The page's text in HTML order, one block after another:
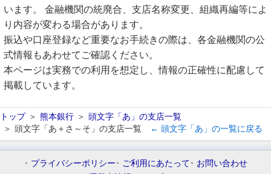
います。 金融機関の統廃合、支店名称変更、組織再編等によ
り内容が変わる場合があります。
振込や口座登録など重要なお手続きの際は、各金融機関の公
式情報もあわせてご確認ください。
本ページは実務での利用を想定し、情報の正確性に配慮して
掲載しています。
トップ 熊本銀行
頭文字「あ」の支店一覧
頭文字「あ＋さ～そ」の支店一覧
← 頭文字「あ」の一覧に戻る
プライバシーポリシー ご利用にあたって
お問い合わせ